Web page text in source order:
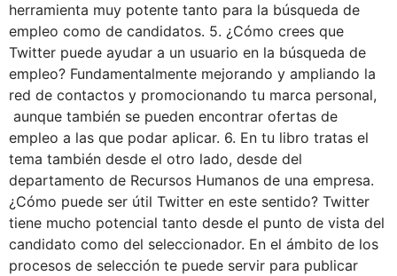
herramienta muy potente tanto para la búsqueda de
empleo como de candidatos. 5. ¿Cómo crees que
Twitter puede ayudar a un usuario en la búsqueda de
empleo? Fundamentalmente mejorando y ampliando la
red de contactos y promocionando tu marca personal,
aunque también se pueden encontrar ofertas de
empleo a las que podar aplicar. 6. En tu libro tratas el
tema también desde el otro lado, desde del
departamento de Recursos Humanos de una empresa.
¿Cómo puede ser útil Twitter en este sentido? Twitter
tiene mucho potencial tanto desde el punto de vista del
candidato como del seleccionador. En el ámbito de los
procesos de selección te puede servir para publicar